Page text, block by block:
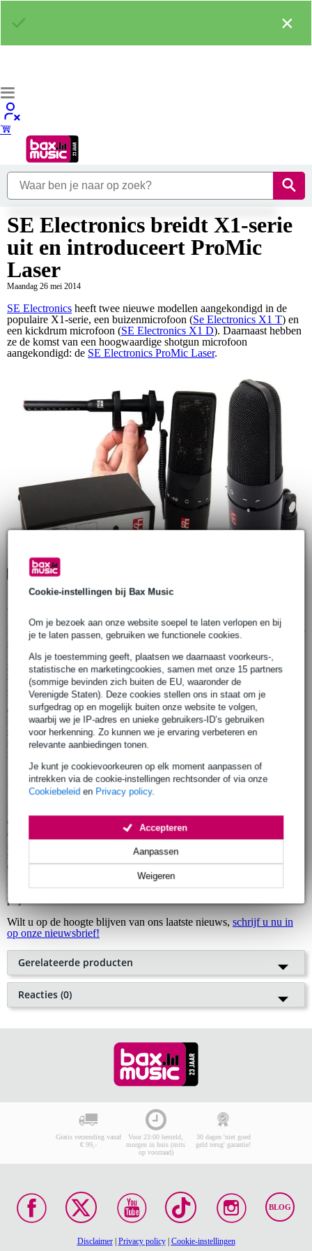
Cookie-instellingen bij Bax Music
Om je bezoek aan onze website soepel te laten verlopen en bij
je te laten passen, gebruiken we functionele cookies.
Als je toestemming geeft, plaatsen we daarnaast voorkeurs-,
statistische en marketingcookies, samen met onze 15 partners
(sommige bevinden zich buiten de EU, waaronder de
Verenigde Staten). Deze cookies stellen ons in staat om je
surfgedrag op en mogelijk buiten onze website te volgen,
waarbij we je IP-adres en unieke gebruikers-ID’s gebruiken
voor herkenning. Zo kunnen we je ervaring verbeteren en
relevante aanbiedingen tonen.
Je kunt je cookievoorkeuren op elk moment aanpassen of
intrekken via de cookie-instellingen rechtsonder of via onze
Cookiebeleid en Privacy policy.
Weigeren
Aanpassen
Accepteren
SE Electronics breidt X1-serie
uit en introduceert ProMic
Laser
Maandag 26 mei 2014
SE Electronics heeft twee nieuwe modellen aangekondigd in de
populaire X1-serie, een buizenmicrofoon (Se Electronics X1 T) en
een kickdrum microfoon (SE Electronics X1 D). Daarnaast hebben
ze de komst van een hoogwaardige shotgun microfoon
aangekondigd: de SE Electronics ProMic Laser.
De X1-serie van SE Electronics staat bekend om zijn hoogwaardige
geluid, degelijke ontwerp en geweldige prijs-kwaliteitsverhouding.
De serie bestond reeds uit de populaireSE X1
grootmembraanmicrofoon, zijn USB-variant (SE X1 USB) en een
ribbon versie (SE X1R). Aande serie wordt nu de SE Electronics
X1 T grootmembraan buizen condensatormicrofoon toegevoegd.
Deze levert het typerende buizengeluid met een rijke, sprankelende
en volle klank. Bijzonder is de nieuwe SE Electronics X1 D, een
kickdrum condensatormicrofoon voorzien van een handgemaakt en
met Titanium besprenkeld membraan. Deze is veel stijver dan een
met goud besprenkelde capsule, waardoor drums en percussieve
instrumenten optimaal worden geregistreerd.
Se Electronics ProMic Laser
on-camera shotgun microfoon. Hij heeft een lichtgewicht
aluminium behuizing, een zeer lineaire frequentierespons en een
gedetailleerde klank. Via de meegeleverde shockmount met hot-
shoe adapter is hij rechtstreeks te monteren op een video- of DSLR-
camera.
Houdt de productpagina's in de gaten voor actuele levertijden en
prijzen.
Wilt u op de hoogte blijven van ons laatste nieuws, schrijf u nu in
op onze nieuwsbrief!
Gerelateerde producten
Popu
lair
11 reviews
SE Electronics X1R ribbon
Adviesprijs € 232,- € 199,-
Op voorraad
In mijn winkelwagen
8 reviews
Adviesprijs € 172,- € 171,-
Tijdelijk niet leverbaar
Reacties (0)
Plaats als eerste een reactie
(min.10, max.10000 tekens)
Geschreven tekens:
Plaats je reactie
Gratis verzending vanaf
€ 99,-
Voor 23:00 besteld,
morgen in huis (mits
op voorraad)
30 dagen 'niet goed
geld terug' garantie!
BLOG
Disclaimer| Privacy policy| Cookie-instellingen
×